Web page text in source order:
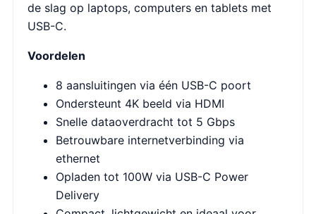
de slag op laptops, computers en tablets met
USB-C.
Voordelen
8 aansluitingen via één USB-C poort
Ondersteunt 4K beeld via HDMI
Snelle dataoverdracht tot 5 Gbps
Betrouwbare internetverbinding via
ethernet
Opladen tot 100W via USB-C Power
Delivery